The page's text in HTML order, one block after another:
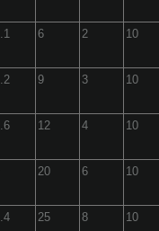
6 2 10
9 3 10
12 4 10
20 6 10
25 8 10